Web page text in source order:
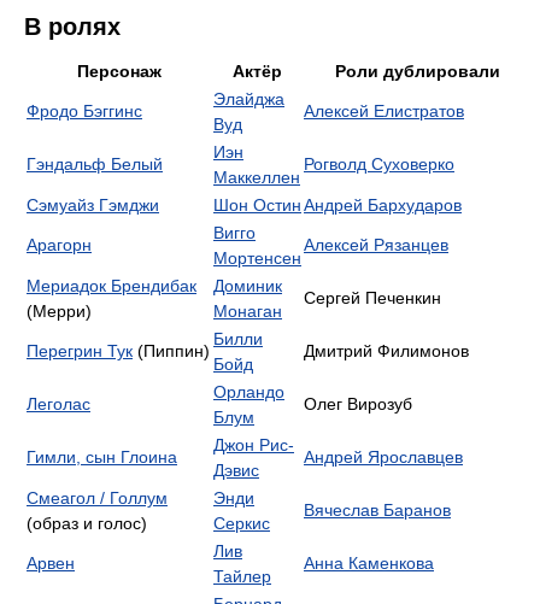
В ролях
Персонаж Актёр Роли дублировали
Фродо Бэггинс
Элайджа
Вуд
Алексей Елистратов
Гэндальф Белый
Иэн
Маккеллен
Рогволд Суховерко
Сэмуайз Гэмджи Шон ОстинАндрей Бархударов
Арагорн
Вигго
Мортенсен
Алексей Рязанцев
Мериадок Брендибак
(Мерри)
Доминик
Монаган
Сергей Печенкин
Перегрин Тук (Пиппин)
Билли
Бойд
Дмитрий Филимонов
Леголас
Орландо
Блум
Олег Вирозуб
Гимли, сын Глоина
Джон Рис-
Дэвис
Андрей Ярославцев
Смеагол / Голлум
(образ и голос)
Энди
Серкис
Вячеслав Баранов
Арвен
Лив
Тайлер
Анна Каменкова